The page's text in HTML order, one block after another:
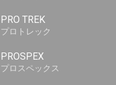
PRO TREK
プロトレック
PROSPEX
プロスペックス